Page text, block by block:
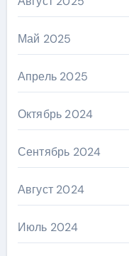
Май 2025
Апрель 2025
Октябрь 2024
Сентябрь 2024
Август 2024
Июль 2024